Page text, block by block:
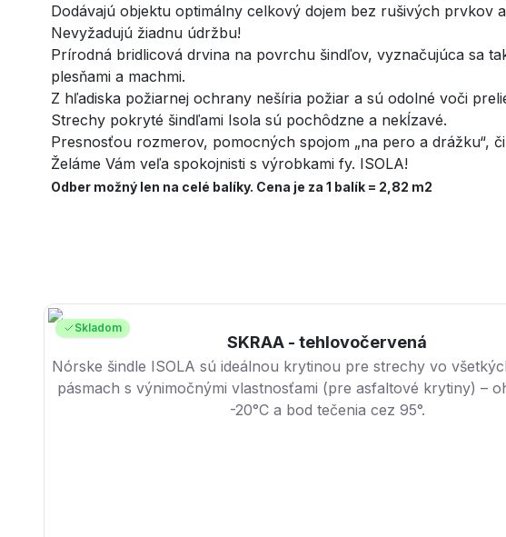
Dodávajú objektu optimálny celkový dojem bez rušivých prvkov
Nevyžadujú žiadnu údržbu!
Prírodná bridlicová drvina na povrchu šindľov, vyznačujúca sa
plesňami a machmi.
Z hľadiska požiarnej ochrany nešíria požiar a sú odolné voči
Strechy pokryté šindľami Isola sú pochôdzne a nekĺzavé.
Presnosťou rozmerov, pomocných spojom „na pero a
Želáme Vám veľa spokojnisti s výrobkami fy. ISOLA!
Odber možný len na celé balíky. Cena je za 1 balík = 2,82 m2
Skladom
SKRAA - tehlovočervená
Nórske šindle ISOLA sú ideálnou krytinou pre strechy vo
pásmach s výnimočnými vlastnosťami (pre asfaltové krytiny) –
-20°C a bod tečenia cez 95°.